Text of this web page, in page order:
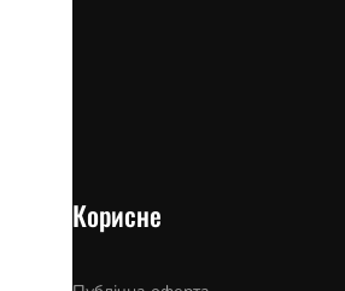
Корисне